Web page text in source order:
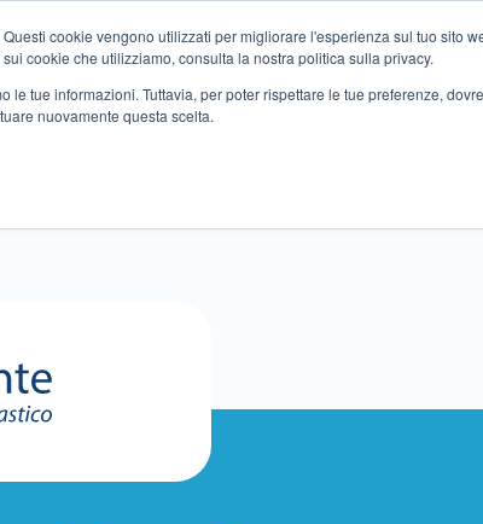
cookie vengono utilizzati per migliorare l'esperienza sul tuo sito
cookie che utilizziamo, consulta la nostra politica sulla privacy.
le tue informazioni. Tuttavia, per poter rispettare le tue preferenze,
nuovamente questa scelta.